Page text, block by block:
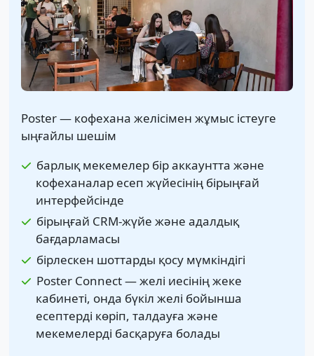
Poster — кофехана желісімен жұмыс істеуге
ыңғайлы шешім
барлық мекемелер бір аккаунтта және
кофеханалар есеп жүйесінің бірыңғай
интерфейсінде
бірыңғай CRM-жүйе және адалдық
бағдарламасы
бірлескен шоттарды қосу мүмкіндігі
Poster Connect — желі иесінің жеке
кабинеті, онда бүкіл желі бойынша
есептерді көріп, талдауға және
мекемелерді басқаруға болады